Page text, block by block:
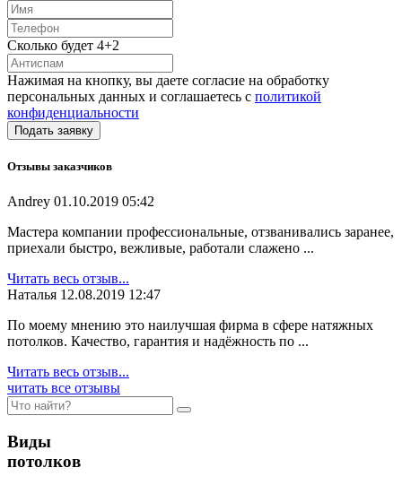
Сколько будет 4+2
Нажимая на кнопку, вы даете согласие на обработку
персональных данных и соглашаетесь с политикой
конфиденциальности
Отзывы заказчиков
Andrey 01.10.2019 05:42
Мастера компании профессиональные, отзванивались заранее,
приехали быстро, вежливые, работали слажено ...
Читать весь отзыв...
Наталья 12.08.2019 12:47
По моему мнению это наилучшая фирма в сфере натяжных
потолков. Качество, гарантия и надёжность по ...
Читать весь отзыв...
читать все отзывы
Виды
потолков